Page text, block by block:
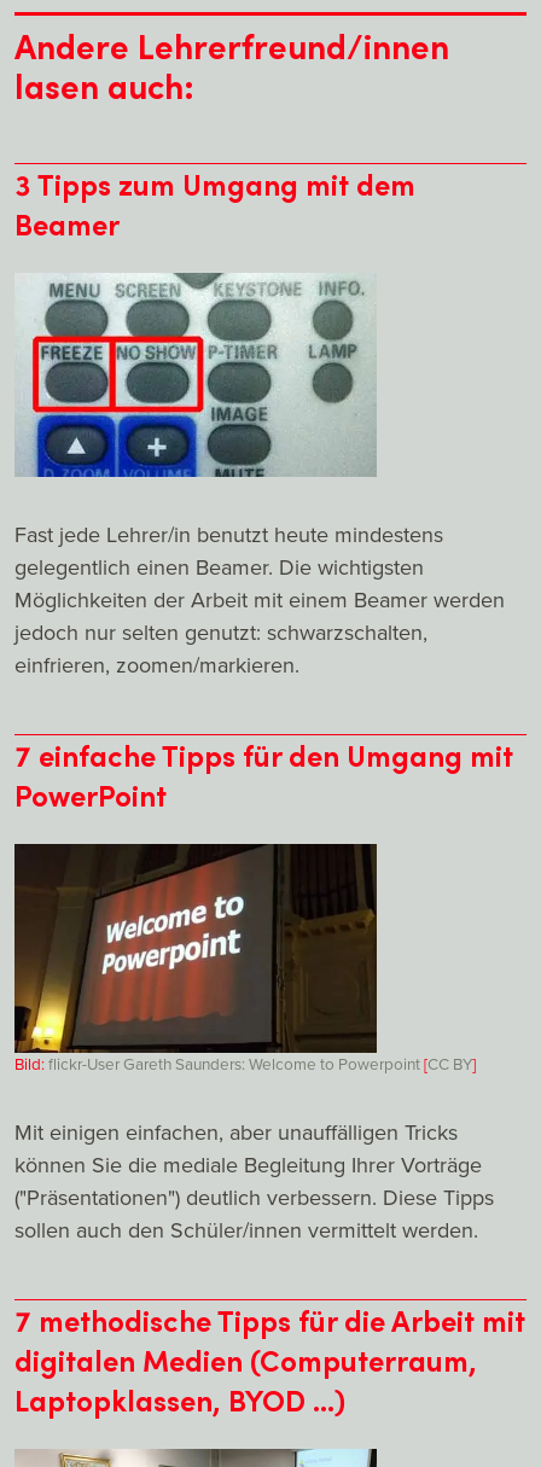
Andere Lehrerfreund/innen
lasen auch:
3 Tipps zum Umgang mit dem
Beamer
Fast jede Lehrer/in benutzt heute mindestens
gelegentlich einen Beamer. Die wichtigsten
Möglichkeiten der Arbeit mit einem Beamer werden
jedoch nur selten genutzt: schwarzschalten,
einfrieren, zoomen/markieren.
7 einfache Tipps für den Umgang mit
PowerPoint
Bild:flickr-User Gareth Saunders: Welcome to Powerpoint[CC BY]
Mit einigen einfachen, aber unauffälligen Tricks
können Sie die mediale Begleitung Ihrer Vorträge
("Präsentationen") deutlich verbessern. Diese Tipps
sollen auch den Schüler/innen vermittelt werden.
7 methodische Tipps für die Arbeit mit
digitalen Medien (Computerraum,
Laptopklassen, BYOD ...)